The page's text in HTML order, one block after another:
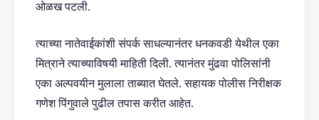
ओळख पटली.
त्याच्या नातेवाईकांशी संपर्क साधल्यानंतर धनकवडी येथील एका
मित्राने त्याच्याविषयी माहिती दिली. त्यानंतर मुंढवा पोलिसांनी
एका अल्पवयीन मुलाला ताब्यात घेतले. सहायक पोलीस निरीक्षक
गणेश पिंगुवाले पुढील तपास करीत आहेत.